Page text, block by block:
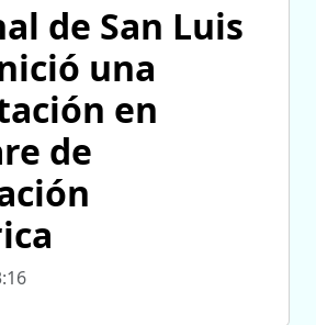
de San Luis
una
en
de